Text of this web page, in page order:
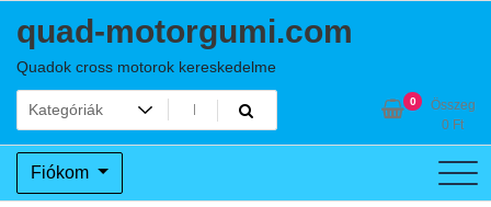
quad-motorgumi.com
Quadok cross motorok kereskedelme
0
Összeg
0 Ft
Fiókom